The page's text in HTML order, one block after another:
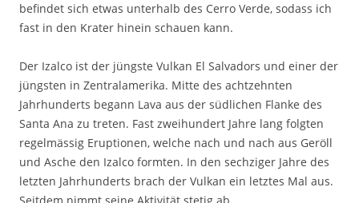
befindet sich etwas unterhalb des Cerro Verde, sodass ich
fast in den Krater hinein schauen kann.
Der Izalco ist der jüngste Vulkan El Salvadors und einer der
jüngsten in Zentralamerika. Mitte des achtzehnten
Jahrhunderts begann Lava aus der südlichen Flanke des
Santa Ana zu treten. Fast zweihundert Jahre lang folgten
regelmässig Eruptionen, welche nach und nach aus Geröll
und Asche den Izalco formten. In den sechziger Jahre des
letzten Jahrhunderts brach der Vulkan ein letztes Mal aus.